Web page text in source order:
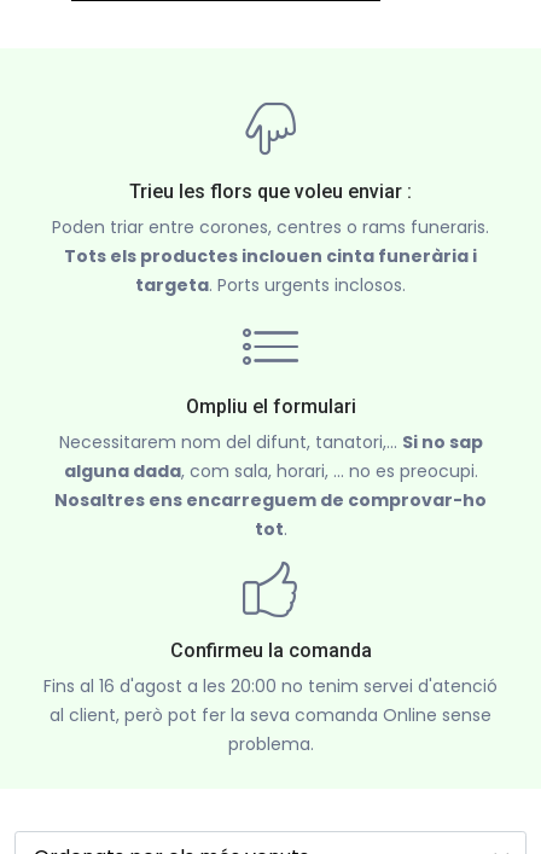
Trieu les flors que voleu enviar :
Poden triar entre corones, centres o rams funeraris.
Tots els productes inclouen cinta funerària i
targeta. Ports urgents inclosos.
Ompliu el formulari
Necessitarem nom del difunt, tanatori,... Si no sap
alguna dada, com sala, horari, ... no es preocupi.
Nosaltres ens encarreguem de comprovar-ho
tot.
Confirmeu la comanda
Fins al 16 d'agost a les 20:00 no tenim servei d'atenció
al client, però pot fer la seva comanda Online sense
problema.